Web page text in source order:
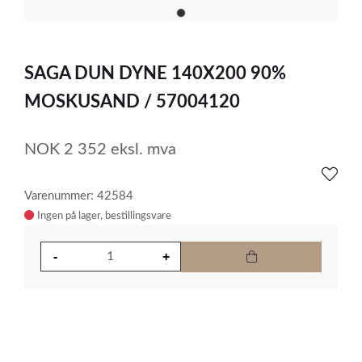
item
of
1
SAGA DUN DYNE 140X200 90%
MOSKUSAND / 57004120
NOK 2 352 eksl. mva
Varenummer: 42584
Ingen på lager